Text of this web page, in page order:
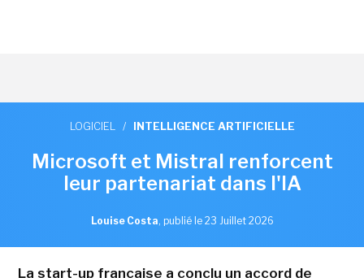
LOGICIEL / INTELLIGENCE ARTIFICIELLE
Microsoft et Mistral renforcent
leur partenariat dans l'IA
Louise Costa, publié le 23 Juillet 2026
La start-up française a conclu un accord de